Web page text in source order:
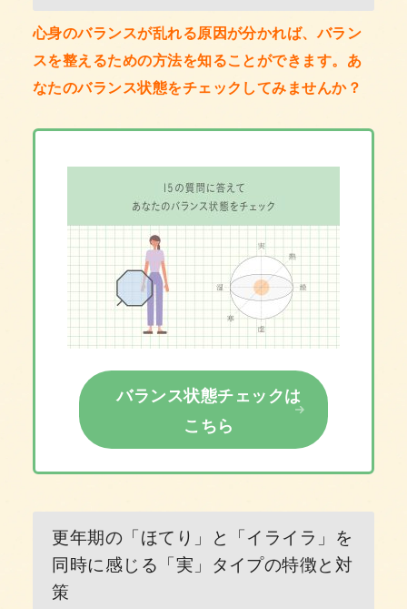
心身のバランスが乱れる原因が分かれば、バラン
スを整えるための方法を知ることができます。あ
なたのバランス状態をチェックしてみませんか？
バランス状態チェックは
こちら
更年期の「ほてり」と「イライラ」を
同時に感じる「実」タイプの特徴と対
策